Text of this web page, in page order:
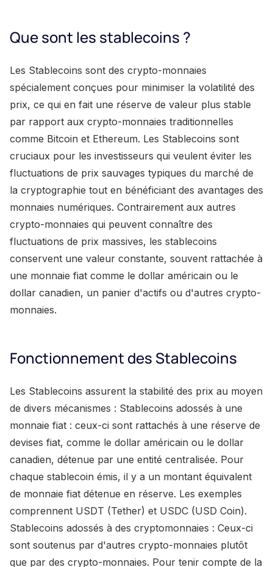
Que sont les stablecoins ?
Les Stablecoins sont des crypto-monnaies
spécialement conçues pour minimiser la volatilité des
prix, ce qui en fait une réserve de valeur plus stable
par rapport aux crypto-monnaies traditionnelles
comme Bitcoin et Ethereum. Les Stablecoins sont
cruciaux pour les investisseurs qui veulent éviter les
fluctuations de prix sauvages typiques du marché de
la cryptographie tout en bénéficiant des avantages des
monnaies numériques. Contrairement aux autres
crypto-monnaies qui peuvent connaître des
fluctuations de prix massives, les stablecoins
conservent une valeur constante, souvent rattachée à
une monnaie fiat comme le dollar américain ou le
dollar canadien, un panier d'actifs ou d'autres crypto-
monnaies.
Fonctionnement des Stablecoins
Les Stablecoins assurent la stabilité des prix au moyen
de divers mécanismes : Stablecoins adossés à une
monnaie fiat : ceux-ci sont rattachés à une réserve de
devises fiat, comme le dollar américain ou le dollar
canadien, détenue par une entité centralisée. Pour
chaque stablecoin émis, il y a un montant équivalent
de monnaie fiat détenue en réserve. Les exemples
comprennent USDT (Tether) et USDC (USD Coin).
Stablecoins adossés à des cryptomonnaies : Ceux-ci
sont soutenus par d'autres crypto-monnaies plutôt
que par des crypto-monnaies. Pour tenir compte de la